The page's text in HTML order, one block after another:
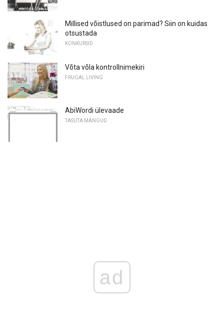
Millised võistlused on parimad? Siin on kuidas
otsustada
KONKURSID
Võta võla kontrollnimekiri
FRUGAL LIVING
AbiWordi ülevaade
TASUTA MÄNGUD
ad